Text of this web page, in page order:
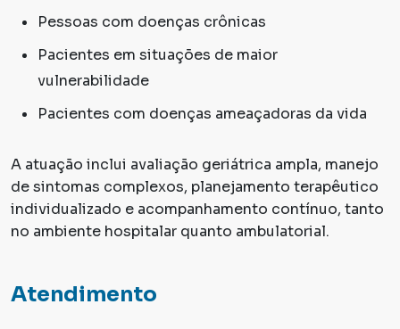
Pessoas com doenças crônicas
Pacientes em situações de maior
vulnerabilidade
Pacientes com doenças ameaçadoras da vida
A atuação inclui avaliação geriátrica ampla, manejo
de sintomas complexos, planejamento terapêutico
individualizado e acompanhamento contínuo, tanto
no ambiente hospitalar quanto ambulatorial.
Atendimento